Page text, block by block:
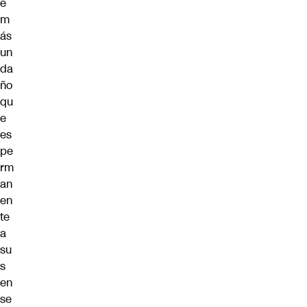
m
ás
un
da
ño
qu
e
es
pe
rm
an
en
te
a
su
s
en
se